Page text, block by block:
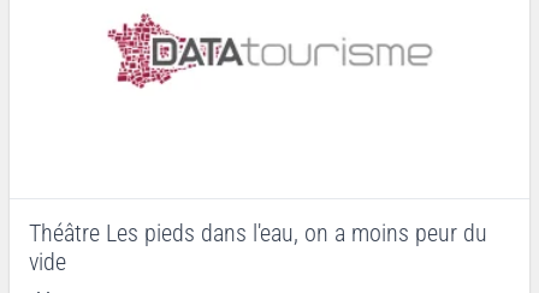
Théâtre Les pieds dans l'eau, on a moins peur du
vide